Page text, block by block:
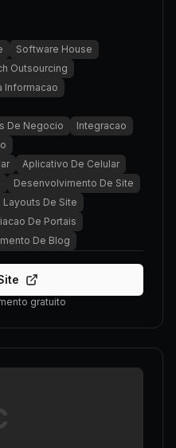
Software House
Outsourcing
Informacao
De Negocio
Integracao
Aplicativo De Celular
Desenvolvimento De Site
Layouts De Site
De Portais
De Blog
gratuito